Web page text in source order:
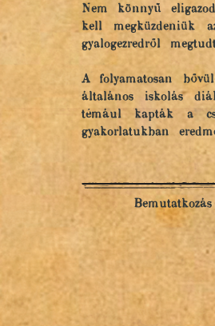
Nem könnyű
kell megküzdeniük
gyalogezredről
A folyamatosan
általános iskolás
témául kapták a
gyakorlatukban
Bemutatkozás